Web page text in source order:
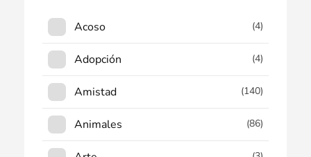
Acoso (4)
Adopción (4)
Amistad (140)
Animales (86)